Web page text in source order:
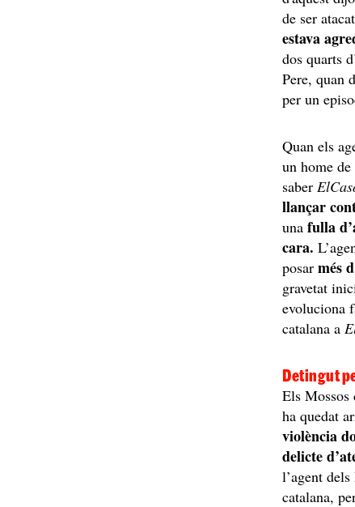
de ser
estava
dos quarts
Pere, quan
per un
Quan els
un home
saber
llançar
unafulla
cara.
posarmés
gravetat
evoluciona
catalana a
Detingut
Els Mossos
ha quedat
violència
delicte
l’agent
catalana,